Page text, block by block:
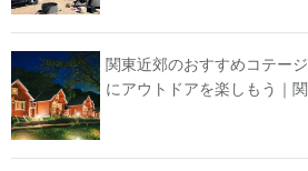
関東近郊のおすすめコテー
にアウトドアを楽しもう｜